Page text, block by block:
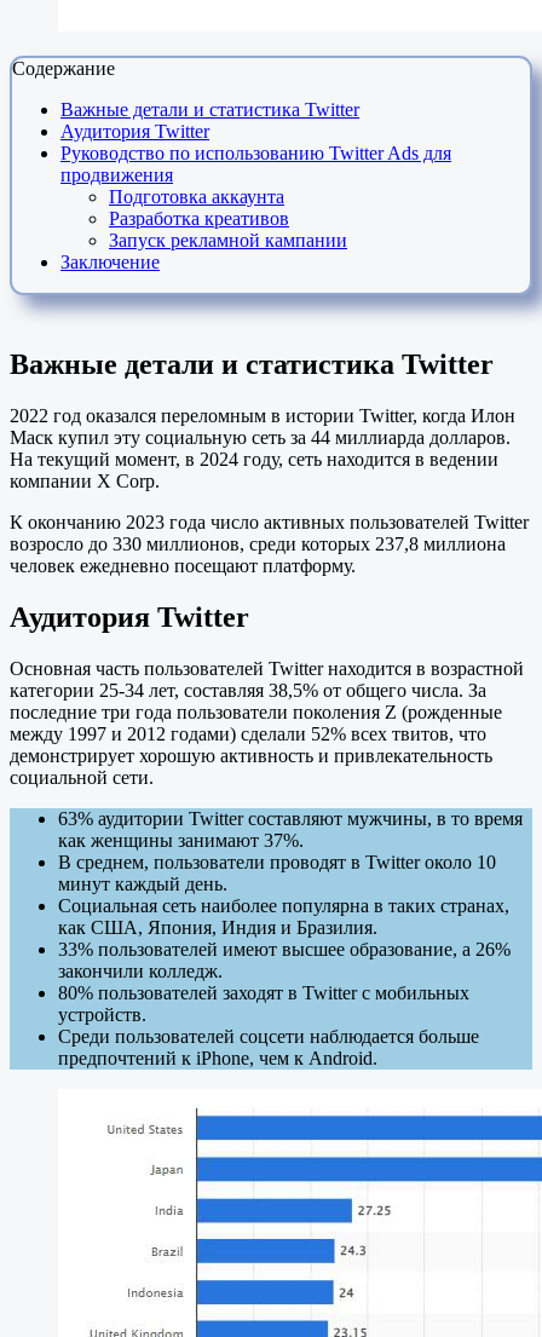
Содержание
Важные детали и статистика Twitter
Аудитория Twitter
Руководство по использованию Twitter Ads для
продвижения
Подготовка аккаунта
Разработка креативов
Запуск рекламной кампании
Заключение
Важные детали и статистика Twitter
2022 год оказался переломным в истории Twitter, когда Илон
Маск купил эту социальную сеть за 44 миллиарда долларов.
На текущий момент, в 2024 году, сеть находится в ведении
компании X Corp.
К окончанию 2023 года число активных пользователей Twitter
возросло до 330 миллионов, среди которых 237,8 миллиона
человек ежедневно посещают платформу.
Аудитория Twitter
Основная часть пользователей Twitter находится в возрастной
категории 25-34 лет, составляя 38,5% от общего числа. За
последние три года пользователи поколения Z (рожденные
между 1997 и 2012 годами) сделали 52% всех твитов, что
демонстрирует хорошую активность и привлекательность
социальной сети.
63% аудитории Twitter составляют мужчины, в то время
как женщины занимают 37%.
В среднем, пользователи проводят в Twitter около 10
минут каждый день.
Социальная сеть наиболее популярна в таких странах,
как США, Япония, Индия и Бразилия.
33% пользователей имеют высшее образование, а 26%
закончили колледж.
80% пользователей заходят в Twitter с мобильных
устройств.
Среди пользователей соцсети наблюдается больше
предпочтений к iPhone, чем к Android.